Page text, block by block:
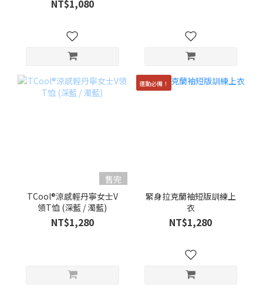
NT$1,080
售完
TCool®涼感輕丹寧女士V
領T恤 (深藍 / 濁藍)
NT$1,280
運動必備！
緊身拉克蘭袖短版訓練上
衣
NT$1,280